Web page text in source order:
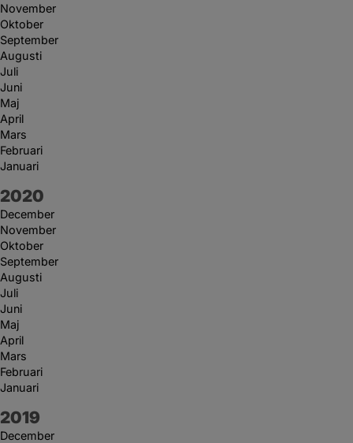
November
Oktober
September
Augusti
Juli
Juni
Maj
April
Mars
Februari
Januari
År:
2020
December
November
Oktober
September
Augusti
Juli
Juni
Maj
April
Mars
Februari
Januari
År:
2019
December